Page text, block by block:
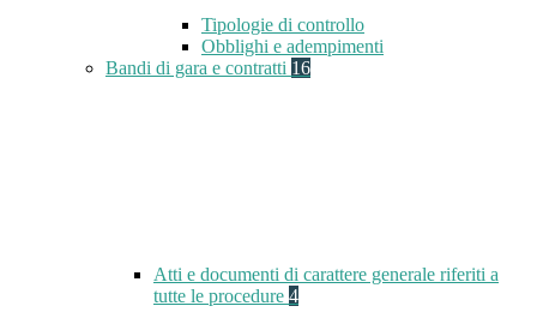
Tipologie di controllo
Obblighi e adempimenti
Bandi di gara e contratti 16
Atti e documenti di carattere generale riferiti a
tutte le procedure 4